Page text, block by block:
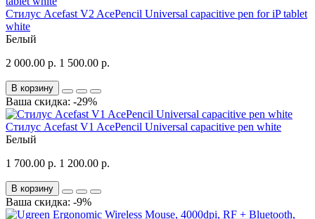
Стилус Acefast V2 AcePencil Universal capacitive pen for iP tablet
white
Белый
2 000.00 р. 1 500.00 р.
В корзину
Ваша скидка: -29%
Стилус Acefast V1 AcePencil Universal capacitive pen white
Белый
1 700.00 р. 1 200.00 р.
В корзину
Ваша скидка: -9%